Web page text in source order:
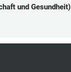
und Gesundheit)